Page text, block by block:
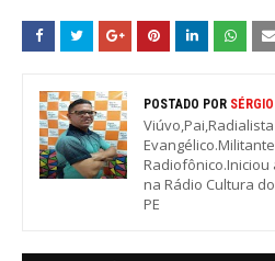
POSTADO POR
na Rádio Cultura
PE